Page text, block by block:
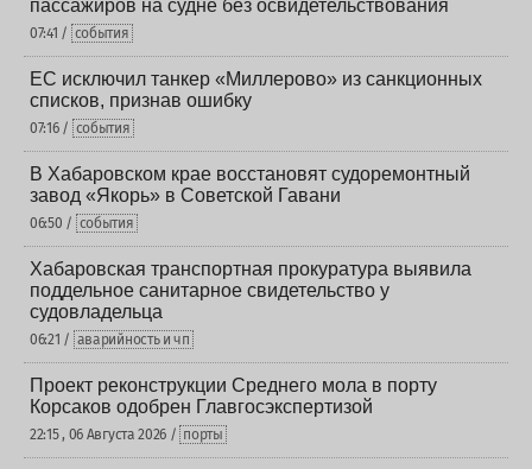
пассажиров на судне без освидетельствования
07:41 / события
ЕС исключил танкер «Миллерово» из санкционных
списков, признав ошибку
07:16 / события
В Хабаровском крае восстановят судоремонтный
завод «Якорь» в Советской Гавани
06:50 / события
Хабаровская транспортная прокуратура выявила
поддельное санитарное свидетельство у
судовладельца
06:21 / аварийность и чп
Проект реконструкции Среднего мола в порту
Корсаков одобрен Главгосэкспертизой
22:15 , 06 Августа 2026 / порты